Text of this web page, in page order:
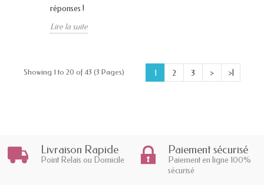
réponses !
Lire la suite
1 2 3 > >|
Showing 1 to 20 of 43 (3 Pages)
Livraison Rapide
Point Relais ou Domicile
Paiement sécurisé
Paiement en ligne 100%
sécurisé